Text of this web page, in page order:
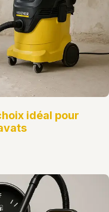
idéal pour